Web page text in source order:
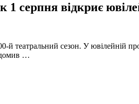
1 серпня відкриє
й театральний сезон. У ювілейній
…